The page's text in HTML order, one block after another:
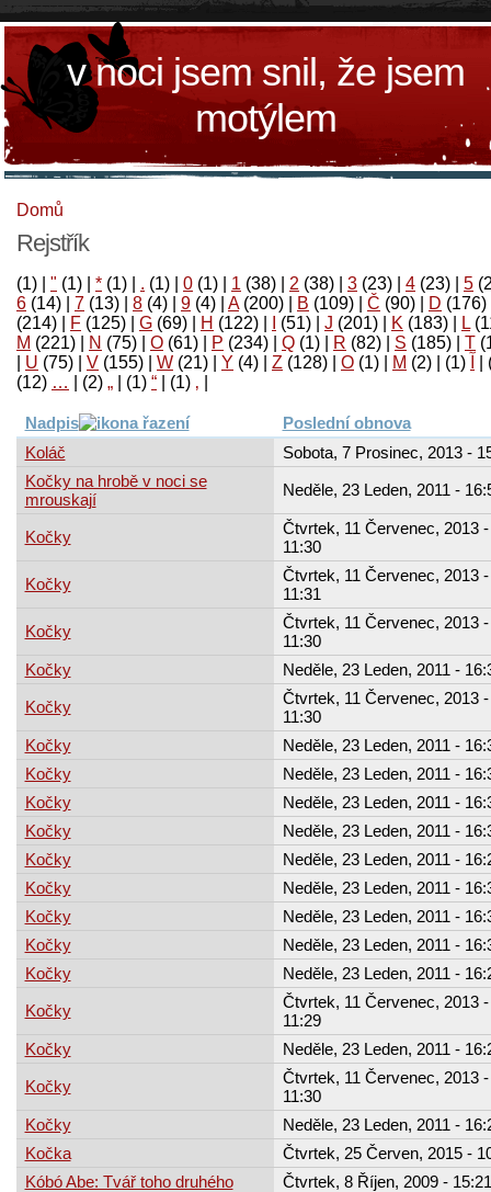
v noci jsem snil, že jsem
motýlem
Domů
Rejstřík
(1) " (1) * (1) . (1) 0 (1) 1 (38) 2 (38) 3 (23) 4 (23) 5
6 (14) 7 (13) 8 (4) 9 (4) A(200) B (109) Č (90) D (176)
(214)
F (125) G (69) H (122) (51) J (201) K (183) L
M (221) N (75) O (61) P (234) Q (1) R (82) S (185) T
U (75) V (155) W (21) Y (4) Z (128) Ο (1) М (2)
(1)
‚
(1)
“
(1)
„
(2)
…
(12)
Nadpis
Poslední obnova
Koláč
Sobota, 7 Prosinec, 2013 -
Kočky na hrobě v noci se
mrouskají
Neděle, 23 Leden, 2011 -
Kočky
Čtvrtek, 11 Červenec, 2013 -
11:30
Kočky
Čtvrtek, 11 Červenec, 2013 -
11:31
Kočky
Čtvrtek, 11 Červenec, 2013 -
11:30
Kočky
Neděle, 23 Leden, 2011 -
Kočky
Čtvrtek, 11 Červenec, 2013 -
11:30
Kočky
Neděle, 23 Leden, 2011 -
Kočky
Neděle, 23 Leden, 2011 -
Kočky
Neděle, 23 Leden, 2011 -
Kočky
Neděle, 23 Leden, 2011 -
Kočky
Neděle, 23 Leden, 2011 -
Kočky
Neděle, 23 Leden, 2011 -
Kočky
Neděle, 23 Leden, 2011 -
Kočky
Neděle, 23 Leden, 2011 -
Kočky
Neděle, 23 Leden, 2011 -
Kočky
Čtvrtek, 11 Červenec, 2013 -
11:29
Kočky
Neděle, 23 Leden, 2011 -
Kočky
Čtvrtek, 11 Červenec, 2013 -
11:30
Kočky
Neděle, 23 Leden, 2011 -
Kočka
Čtvrtek, 25 Červen, 2015 -
Kóbó Abe: Tvář toho druhého
Čtvrtek, 8 Říjen, 2009 - 15:21